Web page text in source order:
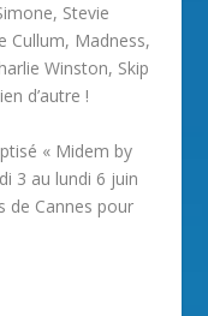
Stevie
Cullum, Madness,
Winston, Skip
d’autre !
« Midem by
3 au lundi 6 juin
de Cannes pour